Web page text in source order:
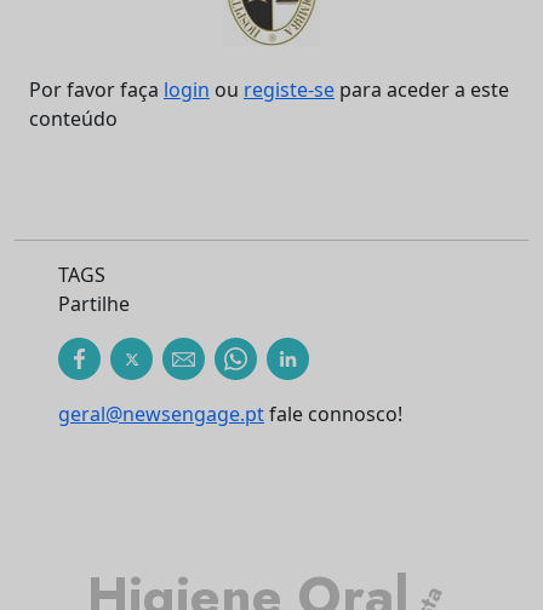
Por favor faça login ou registe-se para aceder a este
conteúdo
TAGS
Partilhe
geral@newsengage.ptfale connosco!